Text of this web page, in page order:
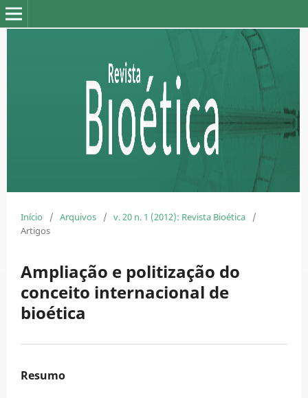
Início / Arquivos / v. 20 n. 1 (2012): Revista Bioética
/
Artigos
Ampliação e politização do
conceito internacional de
bioética
Resumo